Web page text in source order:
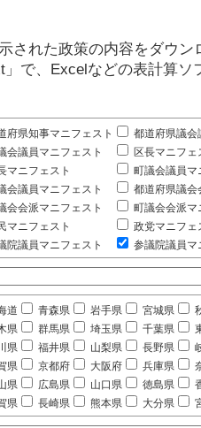
された政策の内容をダウン
で、Excelなどの表計算
府県知事マニフェスト 都道府県議会
会議員マニフェスト
区長マニフェ
マニフェスト
町議会議員マ
会議員マニフェスト
都道府県議会
会会派マニフェスト
町議会会派マ
マニフェスト
政党マニフェ
院議員マニフェスト
参議院議員マ
道 青森県 岩手県 宮城県
県
群馬県 埼玉県 千葉県
県
福井県 山梨県 長野県
県
京都府 大阪府 兵庫県
県
広島県 山口県 徳島県
県
長崎県 熊本県 大分県